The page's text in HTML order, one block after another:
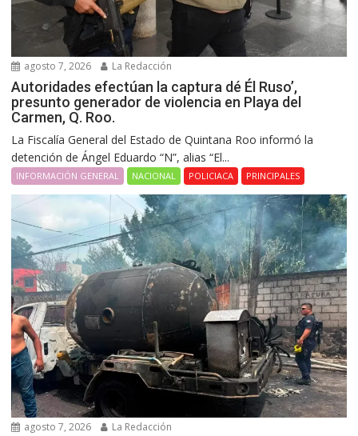
agosto 7, 2026 La Redacción
Autoridades efectúan la captura dé Él Ruso’,
presunto generador de violencia en Playa del
Carmen, Q. Roo.
La Fiscalía General del Estado de Quintana Roo informó la
detención de Ángel Eduardo “N”, alias “El...
INFORMACIÓN GENERAL NACIONAL POLICIACA PRINCIPALES
agosto 7, 2026 La Redacción